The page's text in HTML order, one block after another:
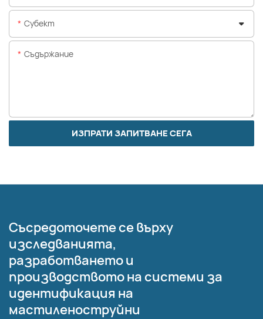
Субект
Съдържание
ИЗПРАТИ ЗАПИТВАНЕ СЕГА
Съсредоточете се върху
изследванията,
разработването и
производството на системи за
идентификация на
мастиленоструйни